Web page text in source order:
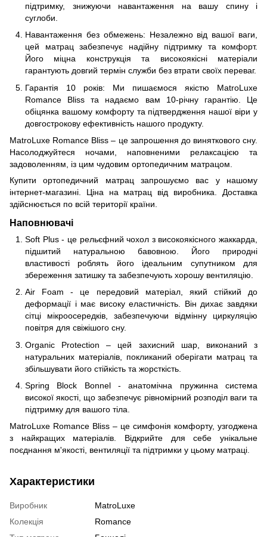
підтримку, знижуючи навантаження на вашу спину і
суглоби.
Навантаження без обмежень: Незалежно від вашої ваги,
цей матрац забезпечує надійну підтримку та комфорт.
Його міцна конструкція та високоякісні матеріали
гарантують довгий термін служби без втрати своїх переваг.
Гарантія 10 років: Ми пишаємося якістю MatroLuxe
Romance Bliss та надаємо вам 10-річну гарантію. Це
обіцянка вашому комфорту та підтвердження нашої віри у
довгострокову ефективність нашого продукту.
MatroLuxe Romance Bliss – це запрошення до виняткового сну.
Насолоджуйтеся ночами, наповненими релаксацією та
задоволенням, із цим чудовим ортопедичним матрацом.
Купити ортопедичний матрац запрошуємо вас у нашому
інтернет-магазині. Ціна на матрац від виробника. Доставка
здійснюється по всій території країни.
Наповнювачі
Soft Plus - це рельєфний чохол з високоякісного жаккарда,
підшитий натуральною бавовною. Його природні
властивості роблять його ідеальним супутником для
збереження затишку та забезпечують хорошу вентиляцію.
Air Foam - це передовий матеріал, який стійкий до
деформації і має високу еластичність. Він дихає завдяки
сітці мікроосередків, забезпечуючи відмінну циркуляцію
повітря для свіжішого сну.
Organic Protection – цей захисний шар, виконаний з
натуральних матеріалів, покликаний оберігати матрац та
збільшувати його стійкість та жорсткість.
Spring Block Bonnel - анатомічна пружинна система
високої якості, що забезпечує рівномірний розподіл ваги та
підтримку для вашого тіла.
MatroLuxe Romance Bliss – це симфонія комфорту, узгоджена
з найкращих матеріалів. Відкрийте для себе унікальне
поєднання м'якості, вентиляції та підтримки у цьому матраці.
Характеристики
Виробник
MatroLuxe
Колекція
Romance